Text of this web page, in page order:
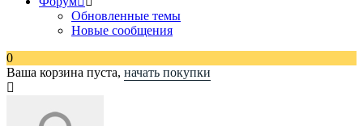
Обновленные темы
Новые сообщения
0
Ваша корзина пуста, начать покупки